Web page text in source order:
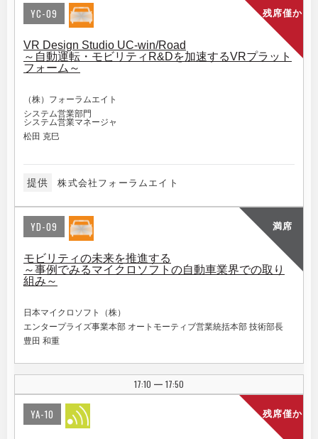
残席僅か
YC-09
VR Design Studio UC-win/Road
～自動運転・モビリティR&Dを加速するVRプラット
フォーム～
（株）フォーラムエイト
システム営業部門
システム営業マネージャ
松田 克巳
提供 株式会社フォーラムエイト
満席
YD-09
モビリティの未来を推進する
～事例でみるマイクロソフトの自動車業界での取り
組み～
日本マイクロソフト（株）
エンタープライズ事業本部 オートモーティブ営業統括本部 技術部長
豊田 和重
17:10 | 17:50
残席僅か
YA-10